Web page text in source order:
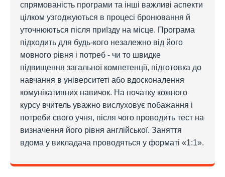
спрямованість програми та інші важливі аспекти
цілком узгоджуються в процесі бронювання й
уточнюються після приїзду на місце. Програма
підходить для будь-кого незалежно від його
мовного рівня і потреб - чи то швидке
підвищення загальної компетенції, підготовка до
навчання в університеті або вдосконалення
комунікативних навичок. На початку кожного
курсу вчитель уважно вислуховує побажання і
потреби свого учня, після чого проводить тест на
визначення його рівня англійської. Заняття
вдома у викладача проводяться у форматі «1:1».